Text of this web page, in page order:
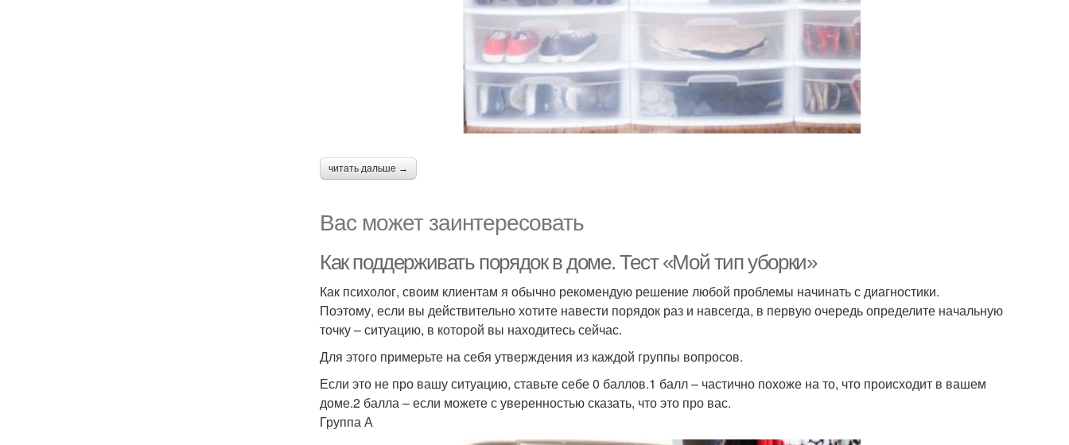
читать дальше →
Вас может заинтересовать
Как поддерживать порядок в доме. Тест «Мой тип уборки»
Как психолог, своим клиентам я обычно рекомендую решение любой проблемы начинать с диагностики.
Поэтому, если вы действительно хотите навести порядок раз и навсегда, в первую очередь определите начальную
точку – ситуацию, в которой вы находитесь сейчас.
Для этого примерьте на себя утверждения из каждой группы вопросов.
Если это не про вашу ситуацию, ставьте себе 0 баллов.1 балл – частично похоже на то, что происходит в вашем
доме.2 балла – если можете с уверенностью сказать, что это про вас.
Группа А